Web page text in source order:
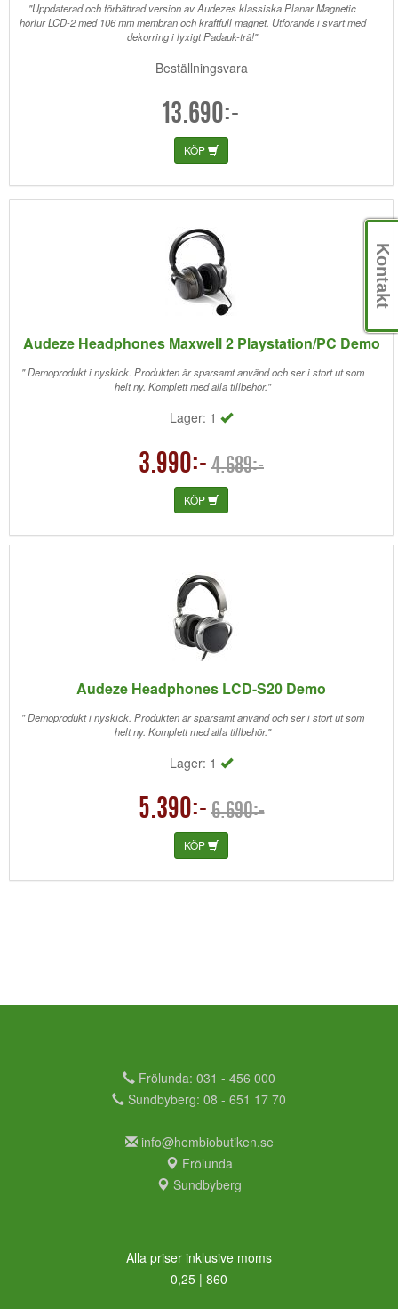
"Uppdaterad och förbättrad version av Audezes klassiska Planar Magnetic
hörlur LCD-2 med 106 mm membran och kraftfull magnet. Utförande i svart med
dekorring i lyxigt Padauk-trä!"
Beställningsvara
13.690:-
KÖP
Audeze Headphones Maxwell 2 Playstation/PC Demo
" Demoprodukt i nyskick. Produkten är sparsamt använd och ser i stort ut som
helt ny. Komplett med alla tillbehör."
Lager: 1
3.990:- 4.689:-
KÖP
Audeze Headphones LCD-S20 Demo
" Demoprodukt i nyskick. Produkten är sparsamt använd och ser i stort ut som
helt ny. Komplett med alla tillbehör."
Lager: 1
5.390:- 6.690:-
KÖP
Frölunda: 031 - 456 000
Sundbyberg: 08 - 651 17 70
info@hembiobutiken.se
Frölunda
Sundbyberg
Alla priser inklusive moms
0,25 | 860
Kontakt